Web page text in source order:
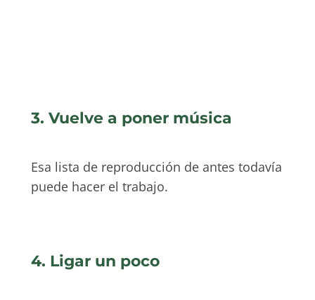
3. Vuelve a poner música
Esa lista de reproducción de antes todavía
puede hacer el trabajo.
4. Ligar un poco